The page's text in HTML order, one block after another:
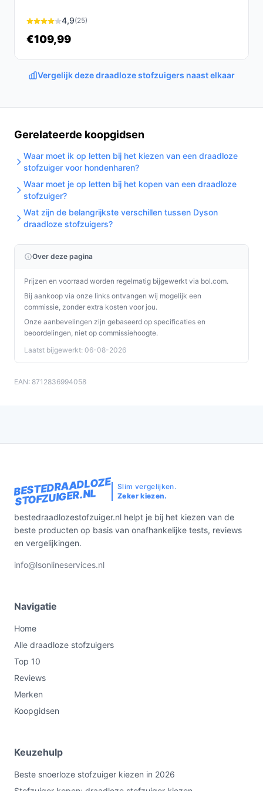
De Tristar SZ-2390 Draadloze Steelstofzuiger is een
veelzijdig en krachtig hulpmiddel voor iedere
schoonmaaktaak. Dankzij de gebruiksvriendelijke
functies en krachtige prestaties is deze stofzuiger een
waardevolle aanvulling op jouw huishouding.
past bij jouw behoeften!
4,9(25)
€109,99
Vergelijk deze draadloze stofzuigers naast elkaar
Gerelateerde koopgidsen
Waar moet ik op letten bij het kiezen van een draadloze
stofzuiger voor hondenharen?
Waar moet je op letten bij het kopen van een draadloze
stofzuiger?
Wat zijn de belangrijkste verschillen tussen Dyson
draadloze stofzuigers?
Over deze pagina
Prijzen en voorraad worden regelmatig bijgewerkt via bol.com.
Bij aankoop via onze links ontvangen wij mogelijk een
commissie, zonder extra kosten voor jou.
Onze aanbevelingen zijn gebaseerd op specificaties en
beoordelingen, niet op commissiehoogte.
Laatst bijgewerkt: 06-08-2026
EAN: 8712836994058
BESTEDRAADLOZE
STOFZUIGER.NL
Slim vergelijken.
Zeker kiezen.
bestedraadlozestofzuiger.nl helpt je bij het kiezen van de
beste producten op basis van onafhankelijke tests, reviews
en vergelijkingen.
info@lsonlineservices.nl
Navigatie
Home
Alle draadloze stofzuigers
Top 10
Reviews
Merken
Koopgidsen
Keuzehulp
Beste snoerloze stofzuiger kiezen in 2026